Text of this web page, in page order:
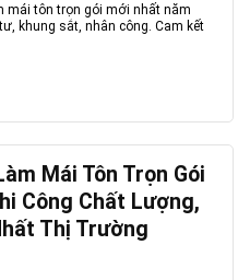
mái tôn trọn gói mới nhất năm
khung sắt, nhân công. Cam kết
Mái Tôn Trọn Gói
Công Chất Lượng,
Thị Trường